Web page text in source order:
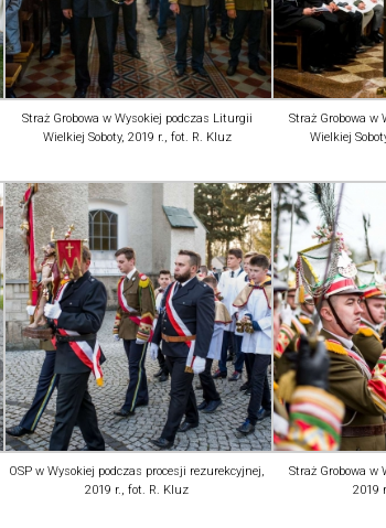
Straż Grobowa w Wysokiej podczas Liturgii
Wielkiej Soboty, 2019 r., fot. R. Kluz
Straż Grobowa w
Wielkiej
OSP w Wysokiej podczas procesji rezurekcyjnej,
2019 r., fot. R. Kluz
Straż Grobowa w
2019